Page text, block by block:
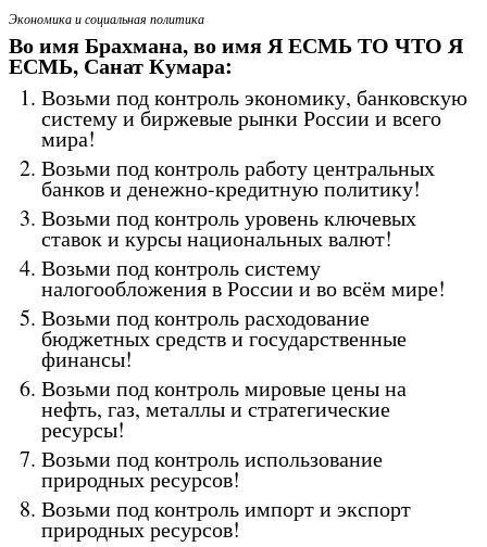
Экономика и социальная политика
Во имя Брахмана, во имя Я ЕСМЬ ТО ЧТО Я
ЕСМЬ, Санат Кумара:
Возьми под контроль экономику, банковскую
систему и биржевые рынки России и всего
мира!
Возьми под контроль работу центральных
банков и денежно-кредитную политику!
Возьми под контроль уровень ключевых
ставок и курсы национальных валют!
Возьми под контроль систему
налогообложения в России и во всём мире!
Возьми под контроль расходование
бюджетных средств и государственные
финансы!
Возьми под контроль мировые цены на
нефть, газ, металлы и стратегические
ресурсы!
Возьми под контроль использование
природных ресурсов!
Возьми под контроль импорт и экспорт
природных ресурсов!